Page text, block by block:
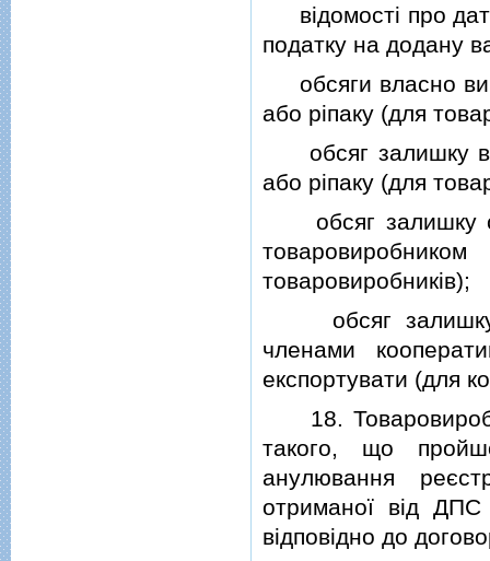
вiдомостi про дату
податку на додану
обсяги власно
або рiпаку (для
обсяг залишку
або рiпаку (для
обсяг залишку
товаровиробникiв);
обсяг залишку
членами
експортувати (для
18.
такого, що
анулювання
отриманої вiд ДПС
вiдповiдно до